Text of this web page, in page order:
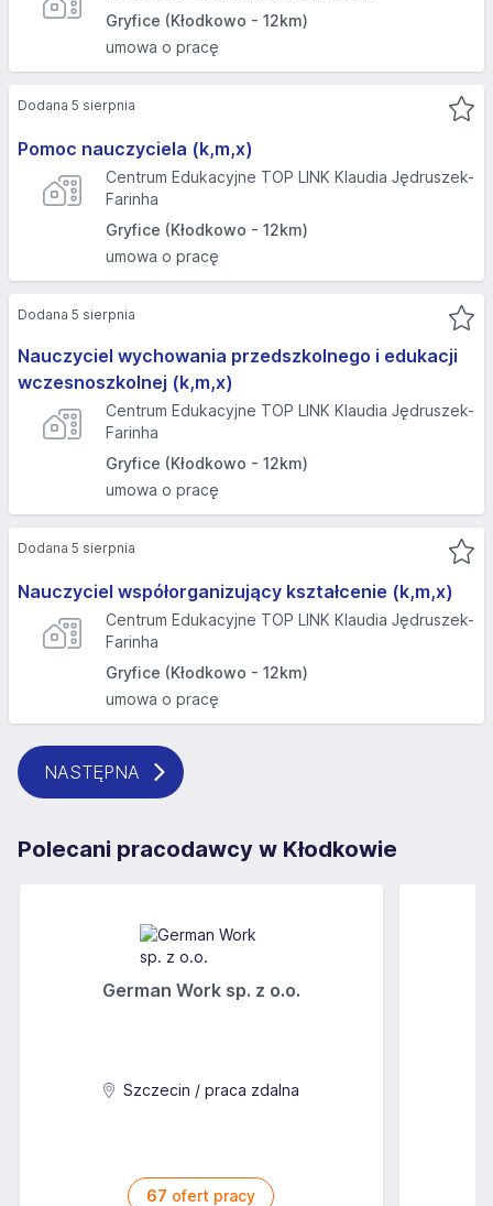
Gryfice (Kłodkowo - 12km)
umowa o pracę
Pomoc nauczyciela (k,m,x)
Centrum Edukacyjne TOP LINK Klaudia Jędruszek-
Farinha
Gryfice (Kłodkowo - 12km)
umowa o pracę
Dodana 5 sierpnia
Nauczyciel wychowania przedszkolnego i edukacji
wczesnoszkolnej (k,m,x)
Centrum Edukacyjne TOP LINK Klaudia Jędruszek-
Farinha
Gryfice (Kłodkowo - 12km)
umowa o pracę
Dodana 5 sierpnia
Nauczyciel współorganizujący kształcenie (k,m,x)
Centrum Edukacyjne TOP LINK Klaudia Jędruszek-
Farinha
Gryfice (Kłodkowo - 12km)
umowa o pracę
Dodana 5 sierpnia
NASTĘPNA
Polecani pracodawcy w Kłodkowie
German Work sp. z o.o.
Szczecin / praca zdalna
67 ofert pracy